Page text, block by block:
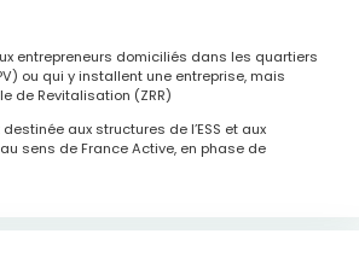
entrepreneurs domiciliés dans les quartiers
ou qui y installent une entreprise, mais
de Revitalisation (ZRR)
aux structures de l’ESS et aux
sens de France Active, en phase de